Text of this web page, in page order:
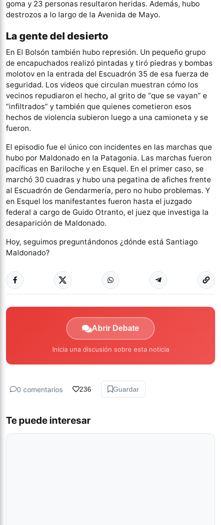
goma y 23 personas resultaron heridas. Además, hubo
destrozos a lo largo de la Avenida de Mayo.
La gente del desierto
En El Bolsón también hubo represión. Un pequeño grupo
de encapuchados realizó pintadas y tiró piedras y bombas
molotov en la entrada del Escuadrón 35 de esa fuerza de
seguridad. Los videos que circulan muestran cómo los
vecinos repudiaron el hecho, al grito de “que se vayan” e
“infiltrados” y también que quienes cometieron esos
hechos de violencia subieron luego a una camioneta y se
fueron.
El episodio fue el único con incidentes en las marchas que
hubo por Maldonado en la Patagonia. Las marchas fueron
pacíficas en Bariloche y en Esquel. En el primer caso, se
marchó 30 cuadras y hubo una pegatina de afiches frente
al Escuadrón de Gendarmería, pero no hubo problemas. Y
en Esquel los manifestantes fueron hasta el juzgado
federal a cargo de Guido Otranto, el juez que investiga la
desaparición de Maldonado.
Hoy, seguimos preguntándonos ¿dónde está Santiago
Maldonado?
Abrir Debate
Inicia una discusión sobre esta noticia
0 comentarios 236 Guardar
Te puede interesar